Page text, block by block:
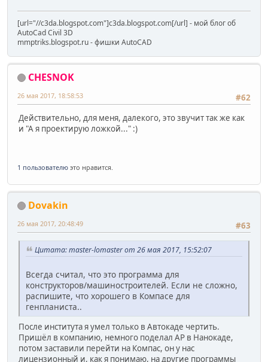
[url="//c3da.blogspot.com"]c3da.blogspot.com[/url] - мой блог об
AutoCad Civil 3D
mmptriks.blogspot.ru - фишки AutoCAD
CHESNOK
#62
26 мая 2017, 18:58:53
Действительно, для меня, далекого, это звучит так же как
и "А я проектирую ложкой..." :)
1 пользователю это нравится.
Dovakin
#63
26 мая 2017, 20:48:49
Цитата: master-lomaster от 26 мая 2017, 15:52:07
Всегда считал, что это программа для
конструкторов/машиностроителей. Если не сложно,
распишите, что хорошего в Компасе для
генпланиста..
После института я умел только в Автокаде чертить.
Пришёл в компанию, немного поделал АР в Нанокаде,
потом заставили перейти на Компас, он у нас
лицензионный и, как я понимаю, на другие программы